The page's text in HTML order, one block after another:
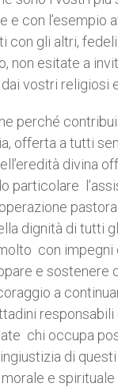
con l’esempio
con gli altri,
non esitate a
vostri religiosi
perché
offerta a tutti
divina
particolare
dignità di tutti
con
e sostenere
a
chi occupa
di
e spirituale